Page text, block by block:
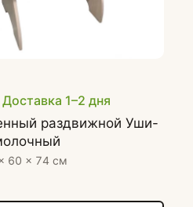
Доставка 1–2 дня
раздвижной Уши-
60 × 74 см